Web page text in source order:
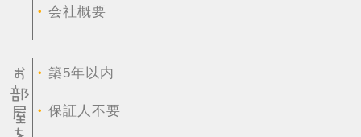
・会社概要
・築5年以内
・保証人不要